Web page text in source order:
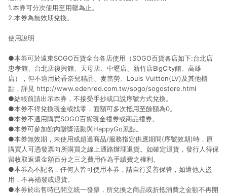
1.本券可分次使用至用罄為止。
2.本券為無效期兌換。
使用說明
●本券可於遠東SOGO百貨全台各店使用（SOGO百貨各店如下:台北店
忠孝館、台北店復興館、天母店、中壢店、新竹店BigCity館、高雄
店），但不適用於香奈兒精品、麥當勞、Louis Vuitton(LV)及其他櫃
點，詳見 http://www.edenred.com.tw/sogo/sogostore.html
●結帳前請出示本券，不接受手抄或口說序號方式兌換。
●本券不得兌換現金或找零，面額可多次抵用至餘額為0。
●本券不適用購買SOGO百貨現金禮券或商品禮券。
●本券可參加館內贈獎活動與HappyGo累點。
●本券無效期，未使用或超過商品/服務指定供應期間(序號效期)時，原
購買人可憑發票向所購買之線上通路辦理退貨。如確定退貨，發行人得保
留收取返還金額百分之三之費用作為手續費之權利。
●本券為不記名，任何人皆可使用本券，請自行妥善保管，如遭他人盜
用，不再補發或退貨。
●本券於出售時已開立統一發票，所兌換之商品或折抵消費之金額不再開